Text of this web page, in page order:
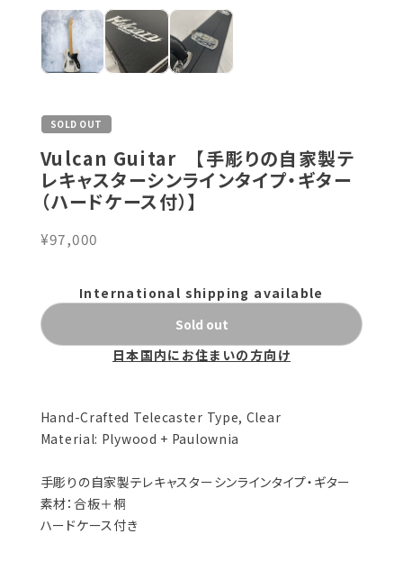
SOLD OUT
Vulcan Guitar 【手彫りの自家製テ
レキャスターシンラインタイプ・ギター
（ハードケース付）】
¥97,000
International shipping available
Sold out
日本国内にお住まいの方向け
Hand-Crafted Telecaster Type, Clear
Material: Plywood + Paulownia
手彫りの自家製テレキャスターシンラインタイプ・ギター
素材：合板＋桐
ハードケース付き